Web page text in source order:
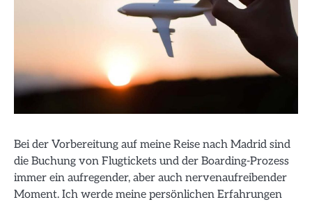
Bei der Vorbereitung auf meine Reise nach Madrid sind
die Buchung von Flugtickets und der Boarding-Prozess
immer ein aufregender, aber auch nervenaufreibender
Moment. Ich werde meine persönlichen Erfahrungen